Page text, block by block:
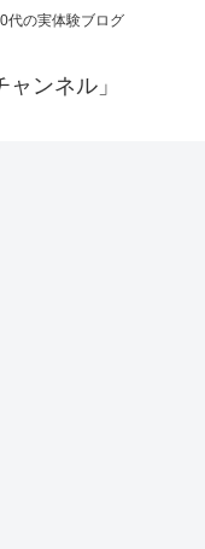
代の実体験ブログ
ンネル」